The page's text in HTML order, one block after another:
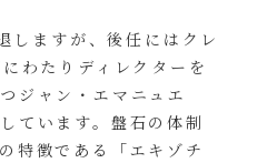
しますが、後任にはクレ
わたりディレクターを
ジャン・エマニュエ
ています。盤石の体制
特徴である「エキゾチ